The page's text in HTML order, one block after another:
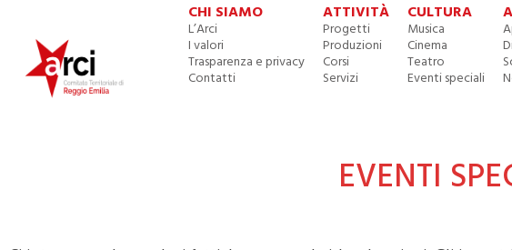
CHI SIAMO
L’Arci
I valori
Trasparenza e privacy
Contatti
ATTIVITÀ
Progetti
Produzioni
Corsi
Servizi
CULTURA
Musica
Cinema
Teatro
Eventi speciali
EVENTI